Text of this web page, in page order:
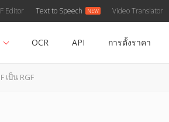
Editor Text to Speech Video Translator
OCR API การตั้งราคา
เป็น RGF